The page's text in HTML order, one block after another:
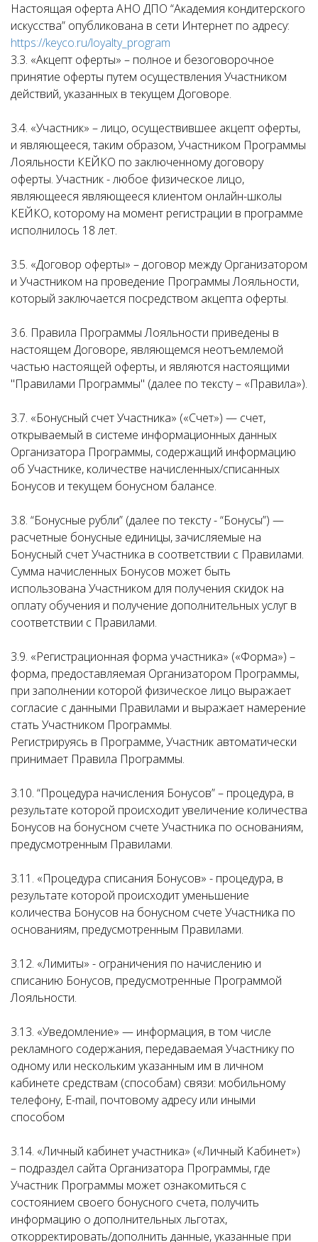
Настоящая оферта АНО ДПО “Академия кондитерского
искусства” опубликована в сети Интернет по адресу:
https://keyco.ru/loyalty_program
3.3. «Акцепт оферты» – полное и безоговорочное
принятие оферты путем осуществления Участником
действий, указанных в текущем Договоре.
3.4. «Участник» – лицо, осуществившее акцепт оферты,
и являющееся, таким образом, Участником Программы
Лояльности КЕЙКО по заключенному договору
оферты. Участник - любое физическое лицо,
являющееся являющееся клиентом онлайн-школы
КЕЙКО, которому на момент регистрации в программе
исполнилось 18 лет.
3.5. «Договор оферты» – договор между Организатором
и Участником на проведение Программы Лояльности,
который заключается посредством акцепта оферты.
3.6. Правила Программы Лояльности приведены в
настоящем Договоре, являющемся неотъемлемой
частью настоящей оферты, и являются настоящими
"Правилами Программы" (далее по тексту – «Правила»).
3.7. «Бонусный счет Участника» («Счет») — счет,
открываемый в системе информационных данных
Организатора Программы, содержащий информацию
об Участнике, количестве начисленных/списанных
Бонусов и текущем бонусном балансе.
3.8. “Бонусные рубли” (далее по тексту - “Бонусы”) —
расчетные бонусные единицы, зачисляемые на
Бонусный счет Участника в соответствии с Правилами.
Сумма начисленных Бонусов может быть
использована Участником для получения скидок на
оплату обучения и получение дополнительных услуг в
соответствии с Правилами.
3.9. «Регистрационная форма участника» («Форма») –
форма, предоставляемая Организатором Программы,
при заполнении которой физическое лицо выражает
согласие с данными Правилами и выражает намерение
стать Участником Программы.
Регистрируясь в Программе, Участник автоматически
принимает Правила Программы.
3.10. “Процедура начисления Бонусов” – процедура, в
результате которой происходит увеличение количества
Бонусов на бонусном счете Участника по основаниям,
предусмотренным Правилами.
3.11. «Процедура списания Бонусов» - процедура, в
результате которой происходит уменьшение
количества Бонусов на бонусном счете Участника по
основаниям, предусмотренным Правилами.
3.12. «Лимиты» - ограничения по начислению и
списанию Бонусов, предусмотренные Программой
Лояльности.
3.13. «Уведомление» — информация, в том числе
рекламного содержания, передаваемая Участнику по
одному или нескольким указанным им в личном
кабинете средствам (способам) связи: мобильному
телефону, E-mail, почтовому адресу или иными
способом
3.14. «Личный кабинет участника» («Личный Кабинет»)
– подраздел сайта Организатора Программы, где
Участник Программы может ознакомиться с
состоянием своего бонусного счета, получить
информацию о дополнительных льготах,
откорректировать/дополнить данные, указанные при